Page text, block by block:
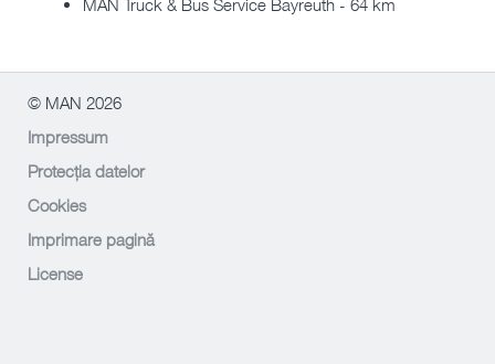
MAN Truck & Bus Service Bayreuth - 64 km
© MAN 2026
Impressum
Protecția datelor
Cookies
Imprimare pagină
License